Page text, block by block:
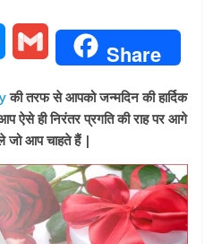
M
s
s
e
n
a
i
l
Share
की तरफ से आपको जन्मदिन की हार्दिक
ही निरंतर प्रगति की राह पर आगे
जो आप चाहते हैं |